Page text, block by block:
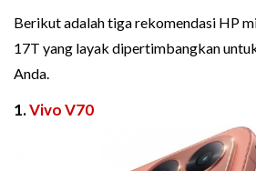
Berikut adalah tiga rekomendasi HP
17T yang layak dipertimbangkan
Anda.
1.Vivo V70